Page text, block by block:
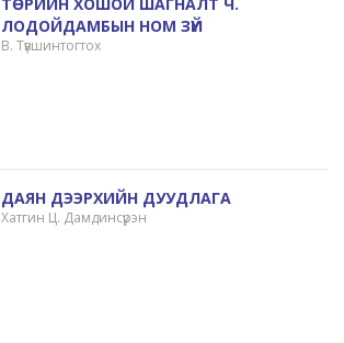
ЛОДОЙДАМБЫН НОМ ЗҮЙ
В. Түвшинтогтох
ДАЯН ДЭЭРХИЙН ДУУДЛАГА
Хатгин Ц. Дамдинсүрэн